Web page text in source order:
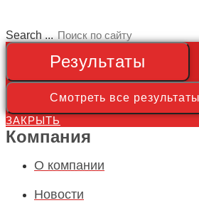
Search ...
Результаты
Смотреть все результаты
ЗАКРЫТЬ
Компания
О компании
Новости